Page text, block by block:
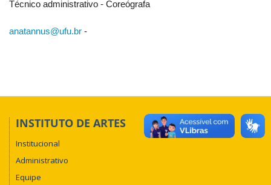
Técnico administrativo - Coreógrafa
anatannus@ufu.br -
INSTITUTO DE ARTES
Institucional
Administrativo
Equipe